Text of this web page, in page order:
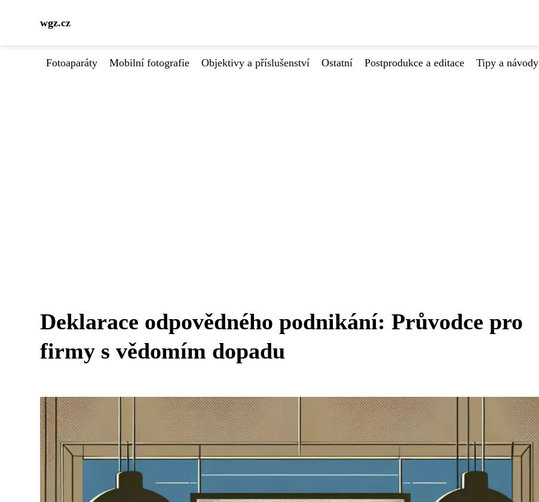
wgz.cz
Fotoaparáty Mobilní fotografie Objektivy a příslušenství Ostatní Postprodukce a editace Tipy a návody
Deklarace odpovědného podnikání: Průvodce pro
firmy s vědomím dopadu